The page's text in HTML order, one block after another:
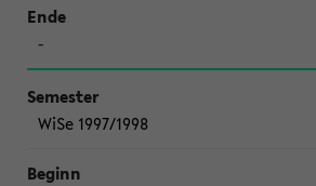
-
WiSe 1997/1998